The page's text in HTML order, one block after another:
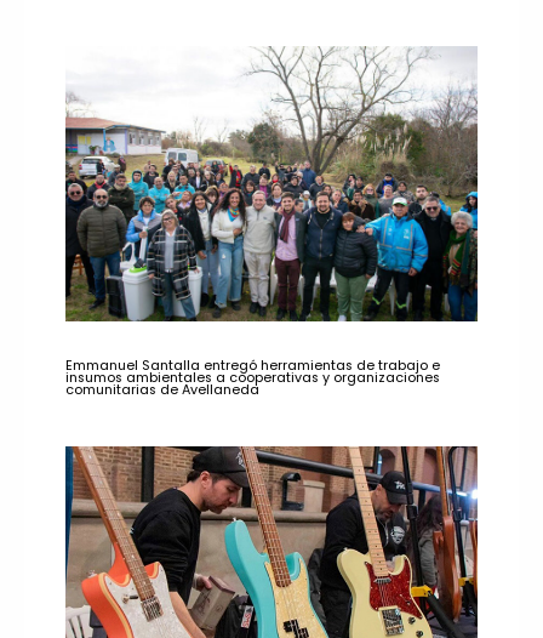
Emmanuel Santalla entregó herramientas de trabajo e
insumos ambientales a cooperativas y organizaciones
comunitarias de Avellaneda